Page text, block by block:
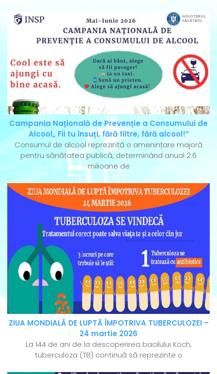
Campania Națională de Prevenție a Consumului de
Alcool„ Fii tu însuți, fără filtre, fără alcool!”
Consumul de alcool reprezintă o amenințare majoră
pentru sănătatea publică, determinând anual 2.6
milioane de
ZIUA MONDIALĂ DE LUPTĂ ÎMPOTRIVA TUBERCULOZEI –
24 martie 2026
La 144 de ani de la descoperirea bacilului Koch,
tuberculoza (TB) continuă să reprezinte o